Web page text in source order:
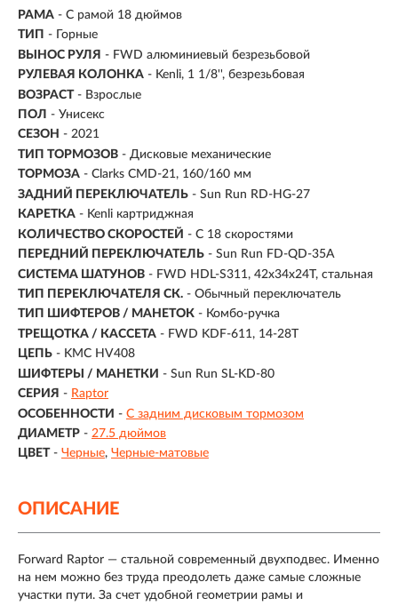
РАМА - С рамой 18 дюймов
ТИП -
Горные
ВЫНОС РУЛЯ - FWD алюминиевый безрезьбовой
РУЛЕВАЯ КОЛОНКА - Kenli, 1 1/8'', безрезьбовая
ВОЗРАСТ - Взрослые
ПОЛ - Унисекс
СЕЗОН - 2021
ТИП ТОРМОЗОВ - Дисковые механические
ТОРМОЗА - Clarks CMD-21, 160/160 мм
ЗАДНИЙ ПЕРЕКЛЮЧАТЕЛЬ - Sun Run RD-HG-27
КАРЕТКА - Kenli картриджная
КОЛИЧЕСТВО СКОРОСТЕЙ - С 18 скоростями
ПЕРЕДНИЙ ПЕРЕКЛЮЧАТЕЛЬ - Sun Run FD-QD-35A
СИСТЕМА ШАТУНОВ - FWD HDL-S311, 42x34x24T, стальная
ТИП ПЕРЕКЛЮЧАТЕЛЯ СК. - Обычный переключатель
ТИП ШИФТЕРОВ / МАНЕТОК - Комбо-ручка
ТРЕЩОТКА / КАССЕТА - FWD KDF-611, 14-28T
ЦЕПЬ - KMC HV408
ШИФТЕРЫ / МАНЕТКИ - Sun Run SL-KD-80
СЕРИЯ - Raptor
ОСОБЕННОСТИ - С задним дисковым тормозом
ДИАМЕТР - 27.5 дюймов
ЦВЕТ - Черные Черные-матовые
ОПИСАНИЕ
Forward Raptor — стальной современный двухподвес. Именно
на нем можно без труда преодолеть даже самые сложные
участки пути. За счет удобной геометрии рамы и